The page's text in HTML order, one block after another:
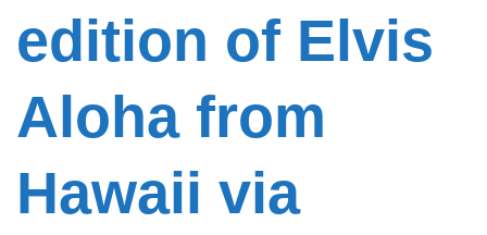
edition of Elvis
Aloha from
Hawaii via